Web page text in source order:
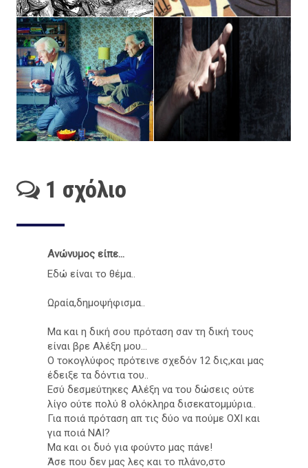
1 σχόλιο
Ανώνυμος είπε...
Εδώ είναι το θέμα..
Ωραία,δημοψήφισμα..
Μα και η δική σου πρόταση σαν τη δική τους
είναι βρε Αλέξη μου...
Ο τοκογλύφος πρότεινε σχεδόν 12 δις,και μας
έδειξε τα δόντια του..
Εσύ δεσμεύτηκες Αλέξη να του δώσεις ούτε
λίγο ούτε πολύ 8 ολόκληρα δισεκατομμύρια..
Για ποιά πρόταση απ τις δύο να πούμε ΟΧΙ και
για ποιά ΝΑΙ?
Μα και οι δυό για φούντο μας πάνε!
Άσε που δεν μας λες και το πλάνο,στο